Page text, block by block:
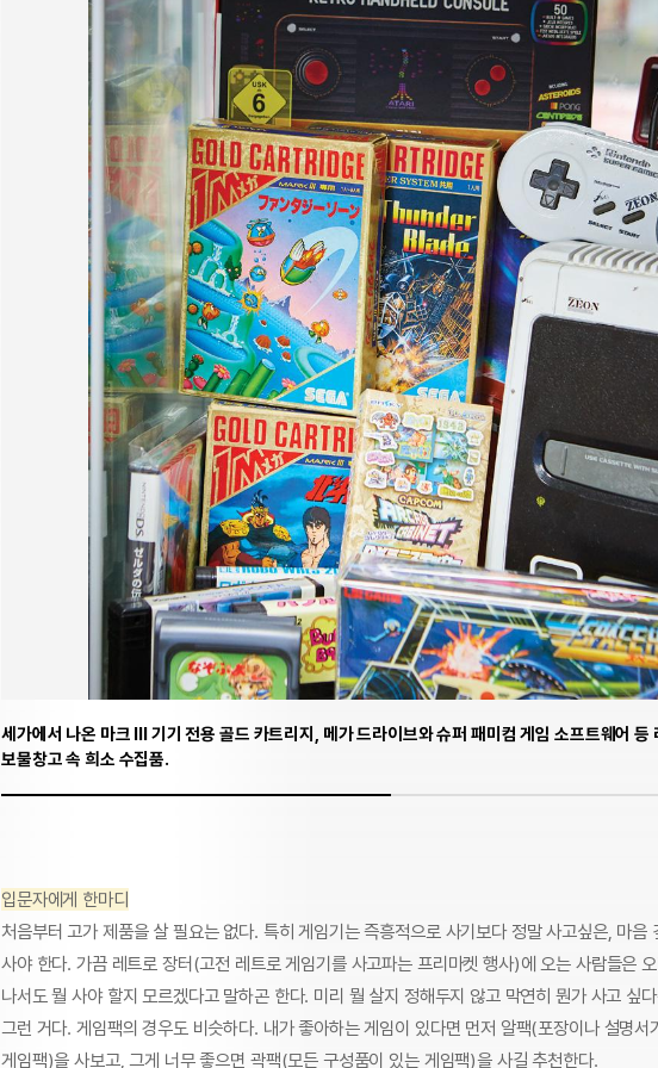
세가에서 나온 마크 III 기기 전용 골드 카트리지, 메가 드라이브와 슈퍼 패미컴 게임 소프트웨어 등
보물창고 속 희소 수집품.
입문자에게 한마디
처음부터 고가 제품을 살 필요는 없다. 특히 게임기는 즉흥적으로 사기보다 정말 사고싶은, 마음
사야 한다. 가끔 레트로 장터(고전 레트로 게임기를 사고파는 프리마켓 행사)에 오는 사람들은
나서도 뭘 사야 할지 모르겠다고 말하곤 한다. 미리 뭘 살지 정해두지 않고 막연히 뭔가 사고 싶
그런 거다. 게임팩의 경우도 비슷하다. 내가 좋아하는 게임이 있다면 먼저 알팩(포장이나 설명서
게임팩)을 사보고, 그게 너무 좋으면 곽팩(모든 구성품이 있는 게임팩)을 사길 추천한다.